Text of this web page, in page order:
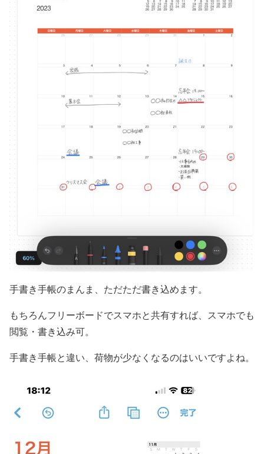
手書き手帳のまんま、ただただ書き込めます。
もちろんフリーボードでスマホと共有すれば、スマホでも
閲覧・書き込み可。
手書き手帳と違い、荷物が少なくなるのはいいですよね。